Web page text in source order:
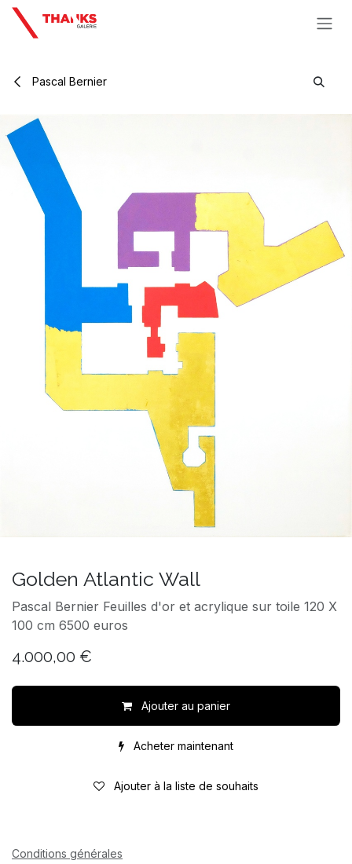
Se rendre au contenu
Pascal Bernier
Golden Atlantic Wall
Pascal Bernier Feuilles d'or et acrylique sur toile 120 X
100 cm 6500 euros
4.000,00 €
Ajouter au panier
Acheter maintenant
Ajouter à la liste de souhaits
Conditions générales